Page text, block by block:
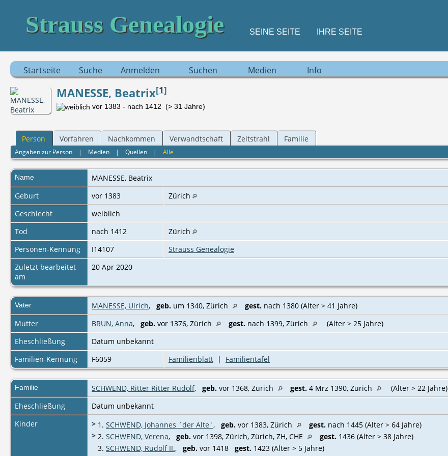
Strauss Genealogie SEINE SEITE IHRE SEITE
Startseite Suche Anmelden Suchen Medien Info
MANESSE, Beatrix[1]
vor 1383 - nach 1412 (> 31 Jahre)
Person Vorfahren Nachkommen Verwandtschaft Zeitstrahl Familie
Angaben zur Person | Medien |Quellen |Alle
Name MANESSE, Beatrix
Geburt
vor 1383
Zürich
Geschlecht
weiblich
Tod
nach 1412
Zürich
Personen-Kennung
I14107
Strauss Genealogie
Zuletzt bearbeitet
am
20 Apr 2020
Vater MANESSE, Ulrich, geb. um 1340, Zürich gest. nach 1380 (Alter > 41 Jahre)
Mutter
BRUN, Anna, geb. vor 1376, Zürich gest. nach 1399, Zürich
(Alter > 25 Jahre)
Eheschließung
Datum unbekannt
Familien-Kennung
F6059 Familienblatt | Familientafel
Familie SCHWEND, Ritter Ritter Rudolf, geb. vor 1368, Zürich gest. 4 Mrz 1390, Zürich
(Alter > 22 Jahre)
Eheschließung
Datum unbekannt
Kinder
> 1. SCHWEND, Johannes ´der Alte`, geb. vor 1383, Zürich gest. nach 1445 (Alter > 64 Jahre)
> 2. SCHWEND, Verena, geb. vor 1398, Zürich, Zürich, ZH, CHE‎ gest. 1436 (Alter > 38 Jahre)
3. SCHWEND, Rudolf II., geb. vor 1418 gest. 1423 (Alter > 5 Jahre)